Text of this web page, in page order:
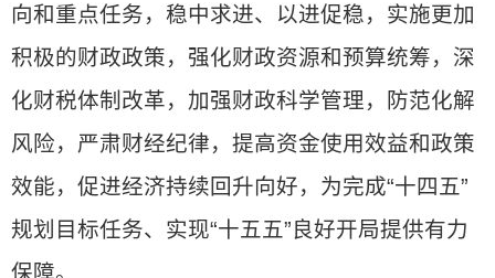
向和重点任务，稳中求进、以进促稳，实施更加
积极的财政政策，强化财政资源和预算统筹，深
化财税体制改革，加强财政科学管理，防范化解
风险，严肃财经纪律，提高资金使用效益和政策
效能，促进经济持续回升向好，为完成“十四五”
规划目标任务、实现“十五五”良好开局提供有力
保障。